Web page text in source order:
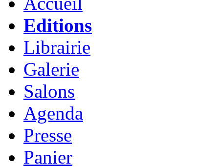
Editions
Librairie
Galerie
Salons
Agenda
Presse
Panier